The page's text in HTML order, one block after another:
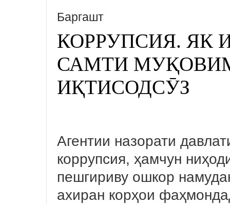
Баргашт
КОРРУПСИЯ.
САМТИ
ИҚТИСОДСӮЗ
Агентии назорати
коррупсия, ҳамчун
пешгириву ошкор
ахиран корҳои